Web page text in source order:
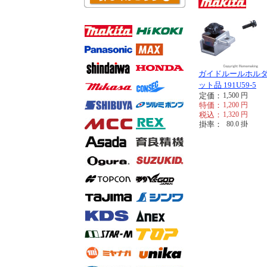
ガイドルールホル
ット品 191U59-5
定価： 1,500 円
特価： 1,200 円
税込： 1,320 円
掛率： 80.0 掛